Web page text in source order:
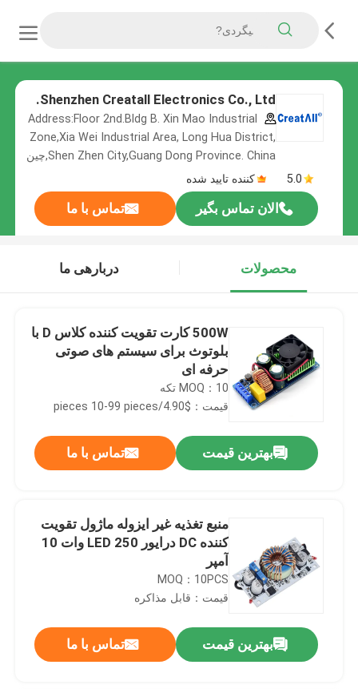
Shenzhen Creatall Electronics Co., Ltd.
Address:Floor 2nd.Bldg B. Xin Mao Industrial
Zone,Xia Wei Industrial Area, Long Hua District,
Shen Zhen City,Guang Dong Province. China,چین
5.0
کننده تایید شده
الان تماس بگیر تماس با ما
محصولات دربارهی ما
500W کارت تقویت کننده کلاس D با
بلوتوث برای سیستم های صوتی
حرفه ای
MOQ：10 تکه
قیمت：$4.90/pieces 10-99 pieces
بهترین قیمت تماس با ما
منبع تغذیه غیر ایزوله ماژول تقویت
کننده DC درایور LED 250 وات 10
آمپر
MOQ：10PCS
قیمت：قابل مذاکره
بهترین قیمت تماس با ما